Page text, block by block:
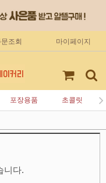
문조회 마이페이지
포장용품 초콜릿
니다.